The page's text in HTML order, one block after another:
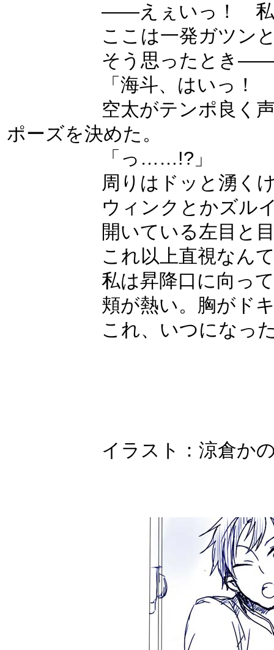
――えぇいっ！ 私らし
ここは一発ガツンと
そう思ったとき――
「海斗、はいっ！ 決
空太がテンポ良く声を
ポーズを決めた。
「っ……!?」
周りはドッと湧くけ
ウィンクとかズルイ。
開いている左目と目が
これ以上直視なんてで
私は昇降口に向って
頬が熱い。胸がドキ
これ、いつになったら
イラスト：涼倉かの